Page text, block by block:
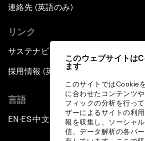
このウェブサイトは
ます
このサイトではCookie
に合わせたコンテンツ
フィックの分析を行っ
ザーによるサイトの利
報を収集し、ソーシャ
信、データ解析の各パ
連絡先 (英語のみ)
リンク
サステナビリティへの取り組み
採用情報 (英語のみ)
言語
EN ▪ ES▪中文▪ 日本語